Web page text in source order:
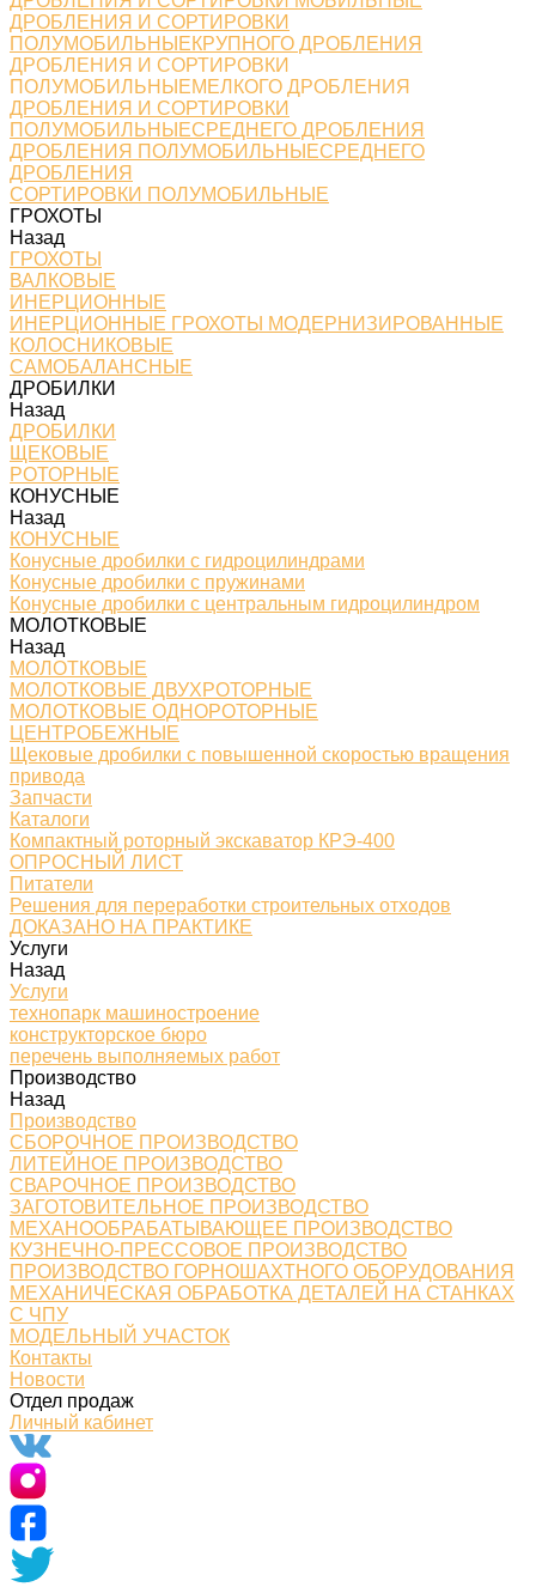
ДРОБЛЕНИЯ И СОРТИРОВКИ
ПОЛУМОБИЛЬНЫЕКРУПНОГО ДРОБЛЕНИЯ
ДРОБЛЕНИЯ И СОРТИРОВКИ
ПОЛУМОБИЛЬНЫЕМЕЛКОГО ДРОБЛЕНИЯ
ДРОБЛЕНИЯ И СОРТИРОВКИ
ПОЛУМОБИЛЬНЫЕСРЕДНЕГО ДРОБЛЕНИЯ
ДРОБЛЕНИЯ ПОЛУМОБИЛЬНЫЕСРЕДНЕГО
ДРОБЛЕНИЯ
СОРТИРОВКИ ПОЛУМОБИЛЬНЫЕ
ГРОХОТЫ
Назад
ГРОХОТЫ
ВАЛКОВЫЕ
ИНЕРЦИОННЫЕ
ИНЕРЦИОННЫЕ ГРОХОТЫ МОДЕРНИЗИРОВАННЫЕ
КОЛОСНИКОВЫЕ
САМОБАЛАНСНЫЕ
ДРОБИЛКИ
Назад
ДРОБИЛКИ
ЩЕКОВЫЕ
РОТОРНЫЕ
КОНУСНЫЕ
Назад
КОНУСНЫЕ
Конусные дробилки с гидроцилиндрами
Конусные дробилки с пружинами
Конусные дробилки с центральным гидроцилиндром
МОЛОТКОВЫЕ
Назад
МОЛОТКОВЫЕ
МОЛОТКОВЫЕ ДВУХРОТОРНЫЕ
МОЛОТКОВЫЕ ОДНОРОТОРНЫЕ
ЦЕНТРОБЕЖНЫЕ
Щековые дробилки с повышенной скоростью вращения
привода
Запчасти
Каталоги
Компактный роторный экскаватор КРЭ-400
ОПРОСНЫЙ ЛИСТ
Питатели
Решения для переработки строительных отходов
ДОКАЗАНО НА ПРАКТИКЕ
Услуги
Назад
Услуги
технопарк машиностроение
конструкторское бюро
перечень выполняемых работ
Производство
Назад
Производство
СБОРОЧНОЕ ПРОИЗВОДСТВО
ЛИТЕЙНОЕ ПРОИЗВОДСТВО
СВАРОЧНОЕ ПРОИЗВОДСТВО
ЗАГОТОВИТЕЛЬНОЕ ПРОИЗВОДСТВО
МЕХАНООБРАБАТЫВАЮЩЕЕ ПРОИЗВОДСТВО
КУЗНЕЧНО-ПРЕССОВОЕ ПРОИЗВОДСТВО
ПРОИЗВОДСТВО ГОРНОШАХТНОГО ОБОРУДОВАНИЯ
МЕХАНИЧЕСКАЯ ОБРАБОТКА ДЕТАЛЕЙ НА СТАНКАХ
С ЧПУ
МОДЕЛЬНЫЙ УЧАСТОК
Контакты
Новости
Отдел продаж
Личный кабинет